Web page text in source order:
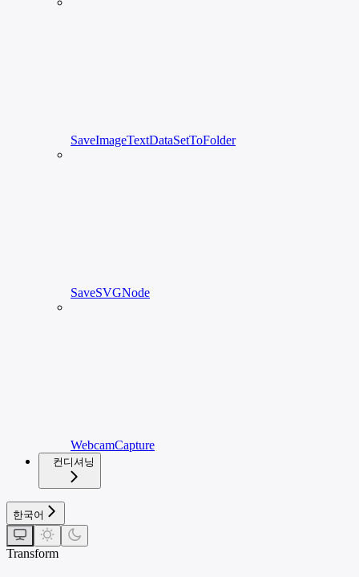
SaveImageTextDataSetToFolder
SaveSVGNode
WebcamCapture
컨디셔닝
한국어
Transform